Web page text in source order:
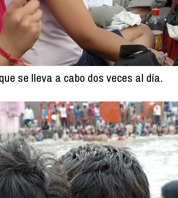
se lleva a cabo dos veces al día.